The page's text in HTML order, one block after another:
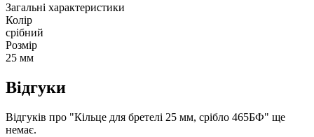
Загальні характеристики
Колір
срібний
Розмір
25 мм
Відгуки
Відгуків про "Кільце для бретелі 25 мм, срібло 465БФ" ще
немає.